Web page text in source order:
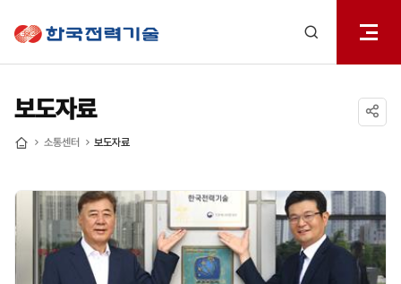
열기
보도자료
소통센터 보도자료